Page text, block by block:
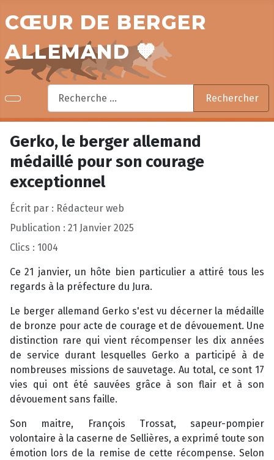
CŒUR DE BERGER
ALLEMAND 🧡
Rechercher
Rechercher
Gerko, le berger allemand
médaillé pour son courage
exceptionnel
Écrit par : Rédacteur web
Publication : 21 Janvier 2025
Clics : 1004
Ce 21 janvier, un hôte bien particulier a attiré tous les
regards à la préfecture du Jura.
Le berger allemand Gerko s'est vu décerner la médaille
de bronze pour acte de courage et de dévouement. Une
distinction rare qui vient récompenser les dix années
de service durant lesquelles Gerko a participé à de
nombreuses missions de sauvetage. Au total, ce sont 17
vies qui ont été sauvées grâce à son flair et à son
dévouement sans faille.
Son maitre, François Trossat, sapeur-pompier
volontaire à la caserne de Sellières, a exprimé toute son
émotion lors de la remise de cette récompense. Selon